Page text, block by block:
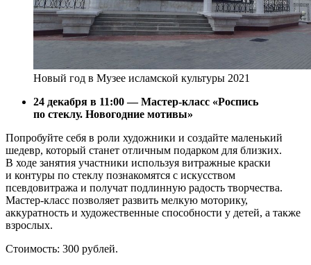
Новый год в Музее исламской культуры 2021
24 декабря в 11:00 — Мастер-класс «Роспись
по стеклу. Новогодние мотивы»
Попробуйте себя в роли художники и создайте маленький
шедевр, который станет отличным подарком для близких.
В ходе занятия участники используя витражные краски
и контуры по стеклу познакомятся с искусством
псевдовитража и получат подлинную радость творчества.
Мастер-класс позволяет развить мелкую моторику,
аккуратность и художественные способности у детей, а также
взрослых.
Стоимость: 300 рублей.